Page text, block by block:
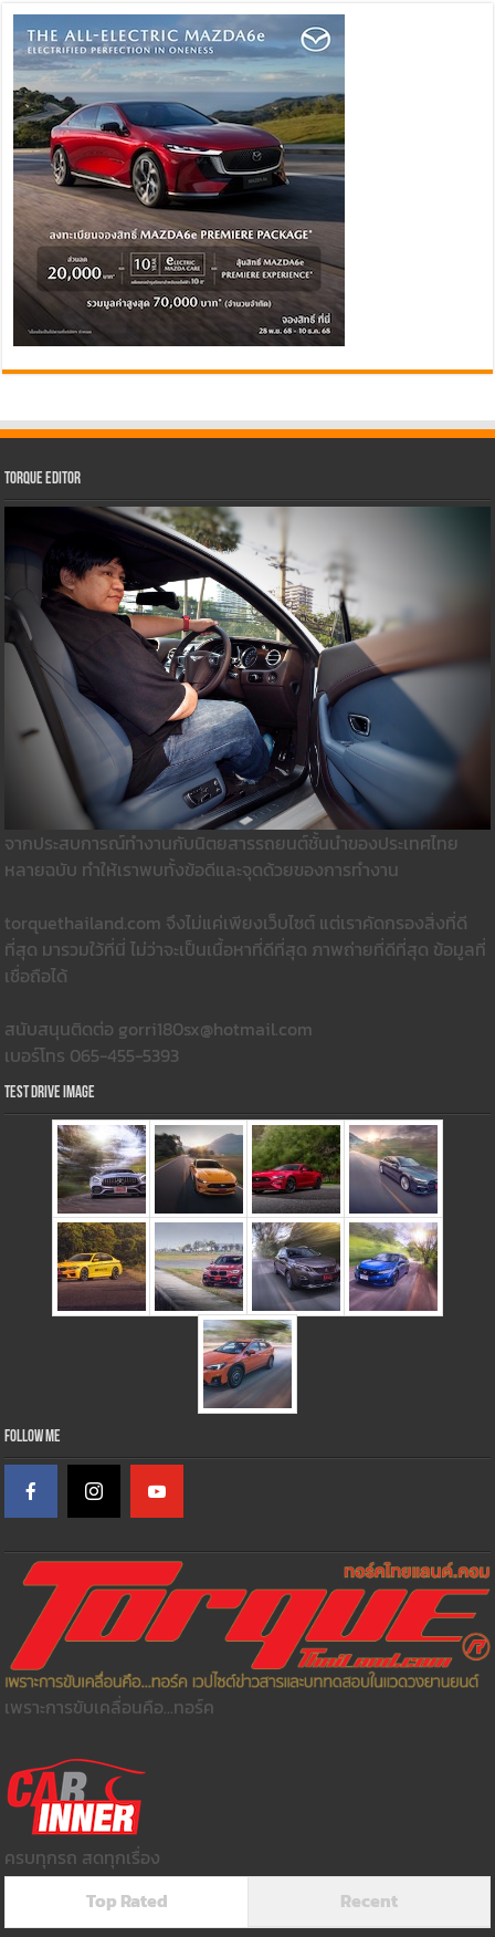
Torque Editor
จากประสบการณ์ทำงานกับนิตยสารรถยนต์ชั้นนำของประเทศไทย
หลายฉบับ ทำให้เราพบทั้งข้อดีและจุดด้วยของการทำงาน
torquethailand.com จึงไม่แค่เพียงเว็บไซต์ แต่เราคัดกรองสิ่งที่ดี
ที่สุด มารวมใว้ที่นี่ ไม่ว่าจะเป็นเนื้อหาที่ดีที่สุด ภาพถ่ายที่ดีที่สุด ข้อมูลที่
เชื่อถือได้
สนับสนุนติดต่อ gorri180sx@hotmail.com
เบอร์โทร 065-455-5393
Test Drive Image
Follow Me
เพราะการขับเคลื่อนคือ...ทอร์ค
ครบทุกรถ สดทุกเรื่อง
Top Rated
Recent